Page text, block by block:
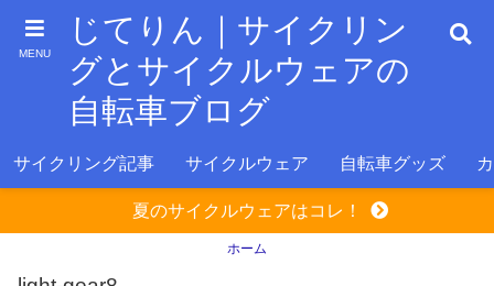
MENU
じてりん｜サイクリン
グとサイクルウェアの
自転車ブログ
サイクリング記事 サイクルウェア 自転車グッズ
夏のサイクルウェアはコレ！
ホーム